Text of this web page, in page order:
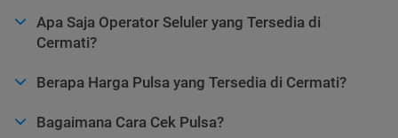
Apa Saja Operator Seluler yang Tersedia di
Cermati?
Berapa Harga Pulsa yang Tersedia di Cermati?
Bagaimana Cara Cek Pulsa?